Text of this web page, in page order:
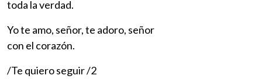
toda la verdad.
Yo te amo, señor, te adoro, señor
con el corazón.
/Te quiero seguir /2